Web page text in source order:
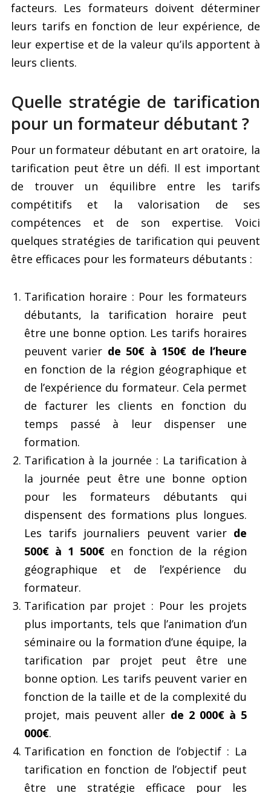
facteurs. Les formateurs doivent déterminer
leurs tarifs en fonction de leur expérience, de
leur expertise et de la valeur qu’ils apportent à
leurs clients.
Quelle stratégie de tarification
pour un formateur débutant ?
Pour un formateur débutant en art oratoire, la
tarification peut être un défi. Il est important
de trouver un équilibre entre les tarifs
compétitifs et la valorisation de ses
compétences et de son expertise. Voici
quelques stratégies de tarification qui peuvent
être efficaces pour les formateurs débutants :
Tarification horaire : Pour les formateurs
débutants, la tarification horaire peut
être une bonne option. Les tarifs horaires
peuvent varier de 50€ à 150€ de l’heure
en fonction de la région géographique et
de l’expérience du formateur. Cela permet
de facturer les clients en fonction du
temps passé à leur dispenser une
formation.
Tarification à la journée : La tarification à
la journée peut être une bonne option
pour les formateurs débutants qui
dispensent des formations plus longues.
Les tarifs journaliers peuvent varier de
500€ à 1 500€en fonction de la région
géographique et de l’expérience du
formateur.
Tarification par projet : Pour les projets
plus importants, tels que l’animation d’un
séminaire ou la formation d’une équipe, la
tarification par projet peut être une
bonne option. Les tarifs peuvent varier en
fonction de la taille et de la complexité du
projet, mais peuvent aller de 2 000€ à 5
000€.
Tarification en fonction de l’objectif : La
tarification en fonction de l’objectif peut
être une stratégie efficace pour les